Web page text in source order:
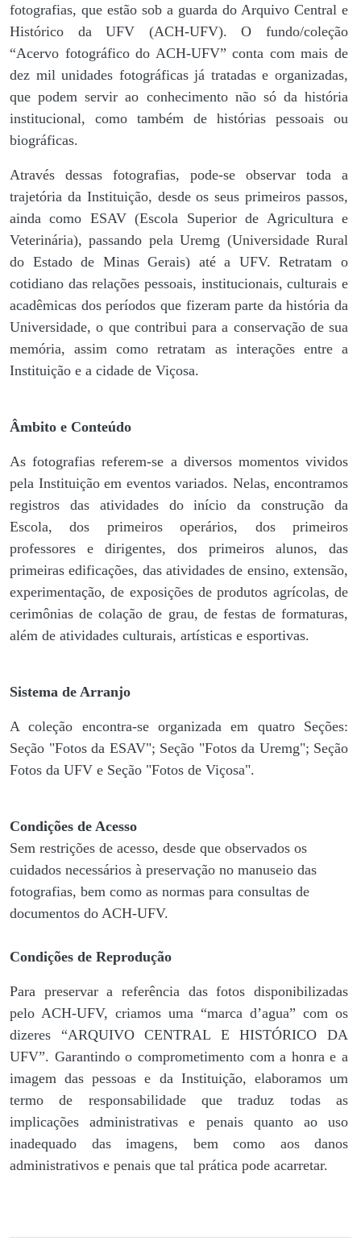
fotografias, que estão sob a guarda do Arquivo Central e
Histórico da UFV (ACH-UFV). O fundo/coleção
“Acervo fotográfico do ACH-UFV” conta com mais de
dez mil unidades fotográficas já tratadas e organizadas,
que podem servir ao conhecimento não só da história
institucional, como também de histórias pessoais ou
biográficas.
Através dessas fotografias, pode-se observar toda a
trajetória da Instituição, desde os seus primeiros passos,
ainda como ESAV (Escola Superior de Agricultura e
Veterinária), passando pela Uremg (Universidade Rural
do Estado de Minas Gerais) até a UFV. Retratam o
cotidiano das relações pessoais, institucionais, culturais e
acadêmicas dos períodos que fizeram parte da história da
Universidade, o que contribui para a conservação de sua
memória, assim como retratam as interações entre a
Instituição e a cidade de Viçosa.
Âmbito e Conteúdo
As fotografias referem-se a diversos momentos vividos
pela Instituição em eventos variados. Nelas, encontramos
registros das atividades do início da construção da
Escola, dos primeiros operários, dos primeiros
professores e dirigentes, ​dos primeiros alunos, das
primeiras edificações, das atividades de ensino, extensão,
experimentação, de exposições de produtos agrícolas, de
cerimônias de colação de grau, de festas de formaturas,
além de atividades culturais, artísticas e esportivas.
Sistema de Arranjo
A coleção encontra-se organizada em quatro Seções:
Seção "Fotos da ESAV"; Seção "Fotos da Uremg"; Seção
Fotos da UFV e Seção "Fotos de Viçosa".
Condições de Acesso
Sem restrições de acesso, desde que observados os
cuidados necessários à preservação no manuseio das
fotografias, bem como as normas para consultas de
documentos do ACH-UFV.
Condições de Reprodução
Para preservar a referência das fotos disponibilizadas
pelo ACH-UFV, criamos uma “marca d’agua” com os
dizeres “ARQUIVO CENTRAL E HISTÓRICO DA
UFV”. Garantindo o comprometimento com a honra e a
imagem das pessoas e da Instituição, elaboramos um
termo de responsabilidade que traduz todas as
implicações administrativas e penais quanto ao uso
inadequado das imagens, bem como aos danos
administrativos e penais que tal prática pode acarretar.